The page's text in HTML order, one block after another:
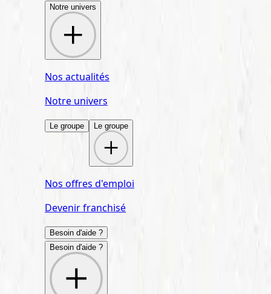
Notre univers
Nos actualités
Notre univers
Le groupe Le groupe
Nos offres d'emploi
Devenir franchisé
Besoin d'aide ?
Besoin d'aide ?